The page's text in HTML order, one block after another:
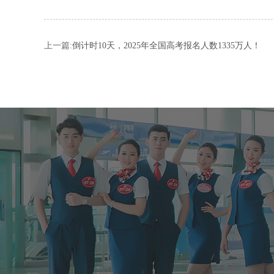
上一篇:倒计时10天，2025年全国高考报名人数1335万人！